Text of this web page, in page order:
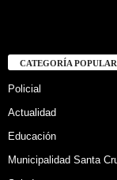
CATEGORÍA POPULAR
Policial
Actualidad
Educación
Municipalidad Santa